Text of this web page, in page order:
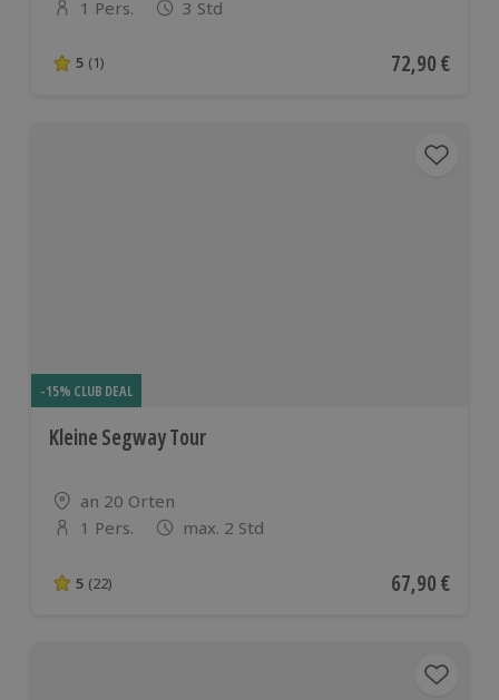
Anzahl der Teilnehmer
1 Pers. 3 Std
5 von 5 Sternen basierend auf 1 Bewertungen
5 (1) Aktueller
72,90 €
-15% CLUB DEAL
Kleine Segway Tour
Standort
an 20 Orten
Anzahl der Teilnehmer
1 Pers. max. 2 Std
5 von 5 Sternen basierend auf 22 Bewertungen
5 (22) Aktueller
67,90 €